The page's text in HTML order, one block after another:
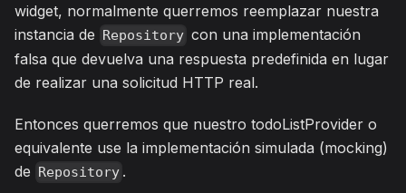
widget, normalmente querremos reemplazar nuestra
instancia de Repository con una implementación
falsa que devuelva una respuesta predefinida en lugar
de realizar una solicitud HTTP real.
Entonces querremos que nuestro todoListProvider o
equivalente use la implementación simulada (mocking)
de Repository .